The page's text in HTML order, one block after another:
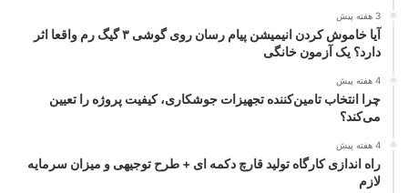
3 هفته پیش
آیا خاموش کردن انیمیشن پیام رسان روی گوشی ۳ گیگ رم واقعا اثر
دارد؟ یک آزمون خانگی
4 هفته پیش
چرا انتخاب تامین‌کننده تجهیزات جوشکاری، کیفیت پروژه را تعیین
می‌کند؟
4 هفته پیش
راه اندازی کارگاه تولید قارچ دکمه ای + طرح توجیهی و میزان سرمایه
لازم